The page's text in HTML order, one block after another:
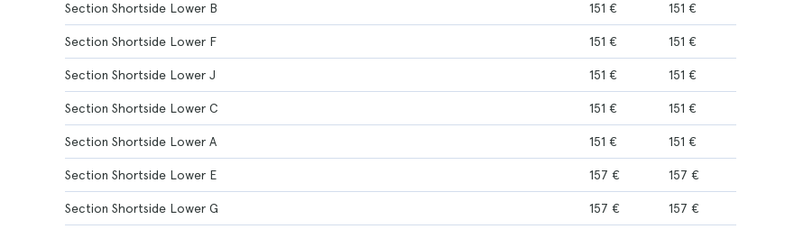
Section Shortside Lower B 151 € 151 €
Section Shortside Lower F 151 € 151 €
Section Shortside Lower J 151 € 151 €
Section Shortside Lower C 151 € 151 €
Section Shortside Lower A 151 € 151 €
Section Shortside Lower E 157 € 157 €
Section Shortside Lower G 157 € 157 €